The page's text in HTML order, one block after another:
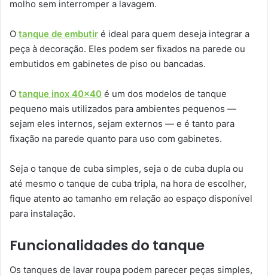
molho sem interromper a lavagem.
O tanque de embutir é ideal para quem deseja integrar a
peça à decoração. Eles podem ser fixados na parede ou
embutidos em gabinetes de piso ou bancadas.
O tanque inox 40×40 é um dos modelos de tanque
pequeno mais utilizados para ambientes pequenos —
sejam eles internos, sejam externos — e é tanto para
fixação na parede quanto para uso com gabinetes.
Seja o tanque de cuba simples, seja o de cuba dupla ou
até mesmo o tanque de cuba tripla, na hora de escolher,
fique atento ao tamanho em relação ao espaço disponível
para instalação.
Funcionalidades do tanque
Os tanques de lavar roupa podem parecer peças simples,